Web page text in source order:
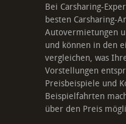
Bei Carsharing-
besten Carsharing-
Autovermietungen
und können in den
vergleichen, was
Vorstellungen
Preisbeispiele und
Beispielfahrten
über den Preis